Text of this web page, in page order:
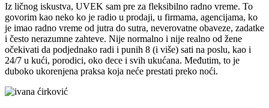
Iz ličnog iskustva, UVEK sam pre za fleksibilno radno vreme. To
govorim kao neko ko je radio u prodaji, u firmama, agencijama, ko
je imao radno vreme od jutra do sutra, neverovatne obaveze, zadatke
i često nerazumne zahteve. Nije normalno i nije realno od žene
očekivati da podjednako radi i punih 8 (i više) sati na poslu, kao i
24/7 u kući, porodici, oko dece i svih ukućana. Međutim, to je
duboko ukorenjena praksa koja neće prestati preko noći.